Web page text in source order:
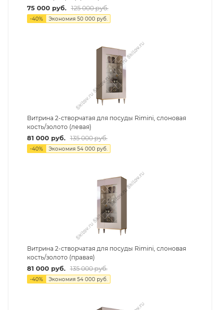
75 000руб. 125 000руб.
-40% Экономия 50 000руб.
Витрина 2-створчатая для посуды Rimini, слоновая
кость/золото (левая)
81 000руб. 135 000руб.
-40% Экономия 54 000руб.
Витрина 2-створчатая для посуды Rimini, слоновая
кость/золото (правая)
81 000руб. 135 000руб.
-40% Экономия 54 000руб.